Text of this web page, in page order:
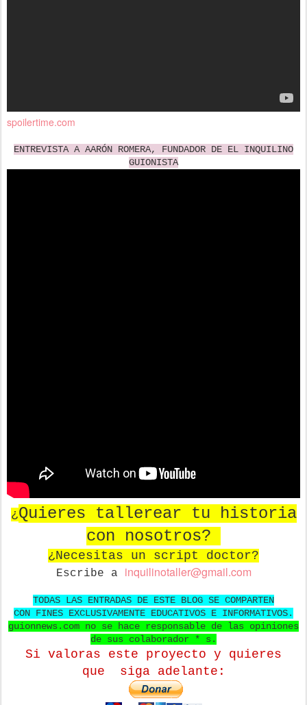
spoilertime.com
ENTREVISTA A AARÓN ROMERA, FUNDADOR DE EL INQUILINO
GUIONISTA
¿Quieres tallerear tu historia
con nosotros?
¿Necesitas un script doctor?
Escribe a inquilinotaller@gmail.com
TODAS LAS ENTRADAS DE ESTE BLOG SE COMPARTEN
CON FINES EXCLUSIVAMENTE EDUCATIVOS E INFORMATIVOS.
guionnews.com no se hace responsable de las opiniones
de sus colaborador * s.
Si valoras este proyecto y quieres
que siga adelante: